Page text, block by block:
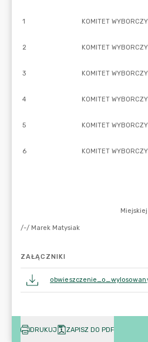
ZAŁĄCZNIKI
DRUKUJ ZAPISZ DO PDF